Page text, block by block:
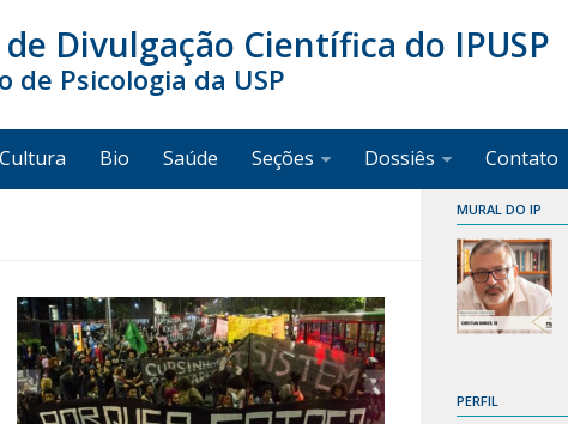
Divulgação Científica do IPUSP
de Psicologia da USP
Bio Saúde Seções Dossiês Contato
MURAL DO IP
PERFIL